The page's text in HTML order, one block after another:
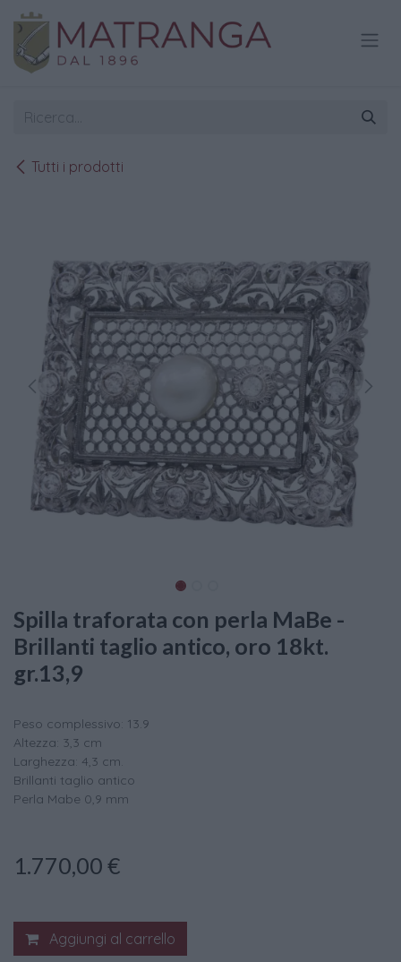
Passa al contenuto
Tutti i prodotti
Spilla traforata con perla MaBe -
Brillanti taglio antico, oro 18kt.
gr.13,9
Peso complessivo: 13.9
Altezza: 3,3 cm
Larghezza: 4,3 cm.
Brillanti taglio antico
Perla Mabe 0,9 mm
1.770,00 €
Aggiungi al carrello